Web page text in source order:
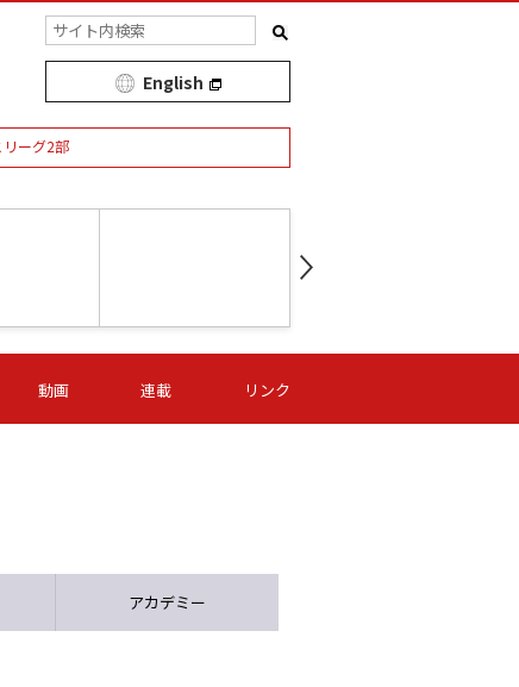
English
リーグ2部
(日) 15:00
-
第16節 09/06 (日) 15:00
- -
動画 連載 リンク
アカデミー